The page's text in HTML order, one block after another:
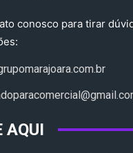
conosco para tirar
AQUI